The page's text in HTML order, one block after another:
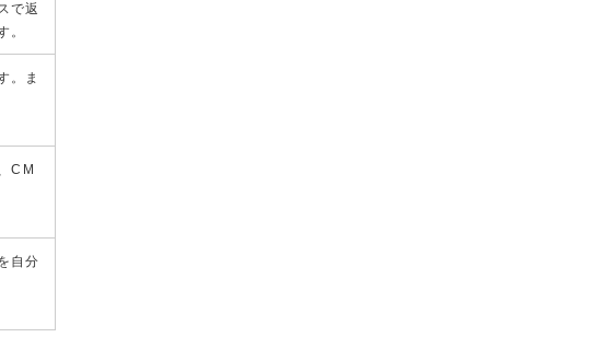
で返
。
。ま
CM
自分